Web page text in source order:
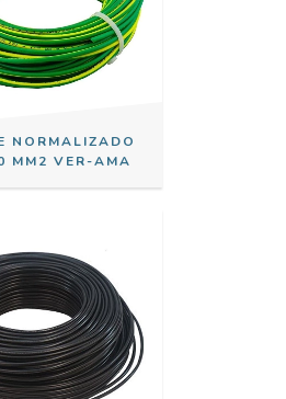
NORMALIZADO
MM2 VER-AMA